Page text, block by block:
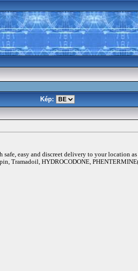
Kép:
easy and discreet delivery to your location
Tramadoil, HYDROCODONE,